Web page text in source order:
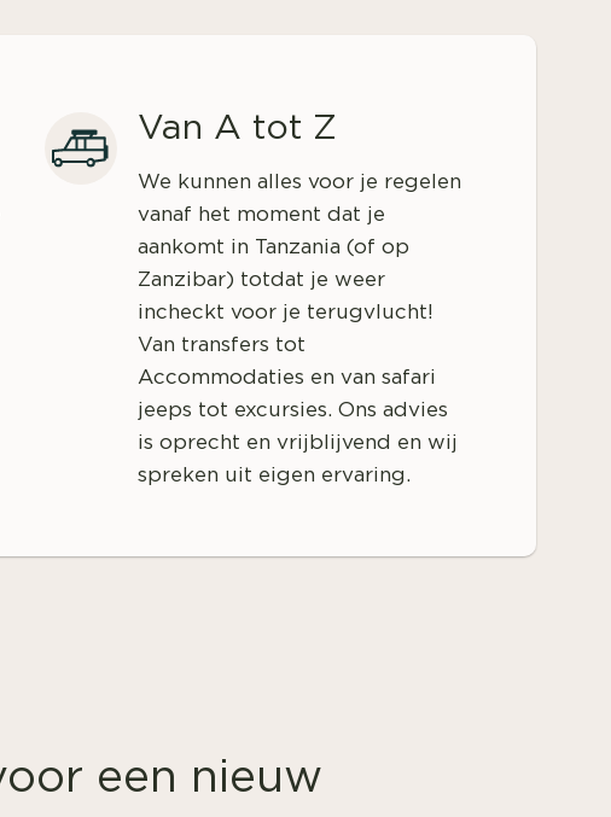
Van A tot Z
We kunnen alles voor je regelen
vanaf het moment dat je
aankomt in Tanzania (of op
Zanzibar) totdat je weer
incheckt voor je terugvlucht!
Van transfers tot
Accommodaties en van safari
jeeps tot excursies. Ons advies
is oprecht en vrijblijvend en wij
spreken uit eigen ervaring.
een nieuw